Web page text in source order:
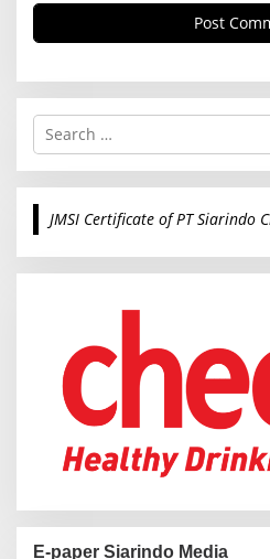
S
r
c
o
JMSI Certificate of PT Siarindo
E-paper Siarindo Media